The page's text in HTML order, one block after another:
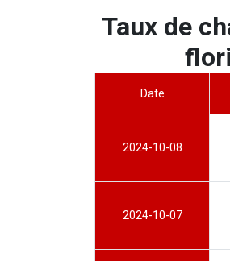
Taux de
Date
2024-10-08
2024-10-07